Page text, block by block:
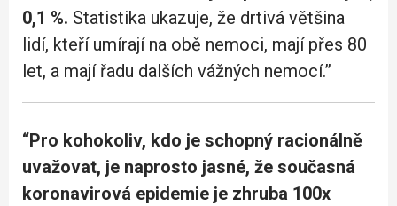
0,1 %. Statistika ukazuje, že drtivá většina
lidí, kteří umírají na obě nemoci, mají přes 80
let, a mají řadu dalších vážných nemocí.”
“Pro kohokoliv, kdo je schopný racionálně
uvažovat, je naprosto jasné, že současná
koronavirová epidemie je zhruba 100x